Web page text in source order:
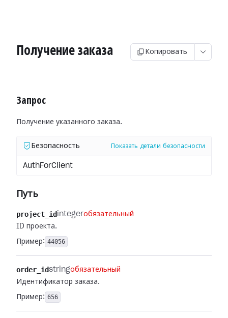
Получение заказа Копировать
Запрос
Получение указанного заказа.
Безопасность Показать детали безопасности
AuthForClient
Путь
project_id integerобязательный
ID проекта.
Пример: 44056
order_idstringобязательный
Идентификатор заказа.
Пример: 656